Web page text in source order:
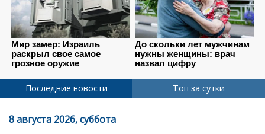
Последние новости Топ за сутки
8 августа 2026, суббота